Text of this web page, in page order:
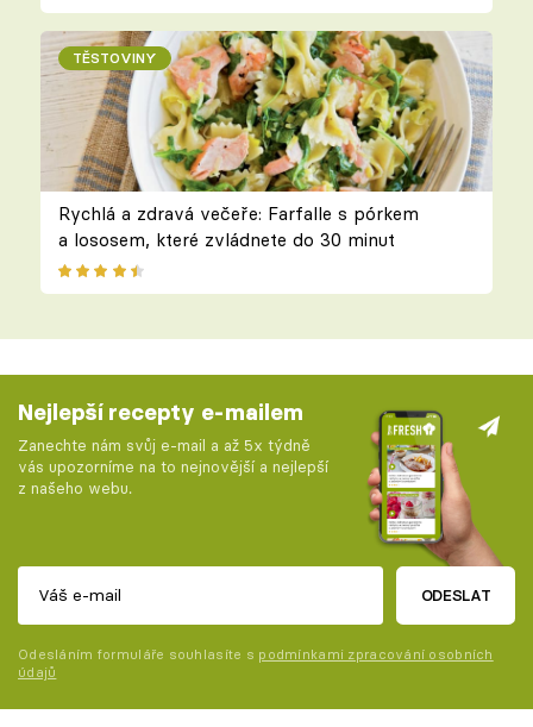
TĚSTOVINY
Rychlá a zdravá večeře: Farfalle s pórkem
a lososem, které zvládnete do 30 minut
Nejlepší recepty e-mailem
Zanechte nám svůj e-mail a až 5x týdně
vás upozorníme na to nejnovější a nejlepší
z našeho webu.
ODESLAT
Odesláním formuláře souhlasíte s podmínkami zpracování osobních
údajů